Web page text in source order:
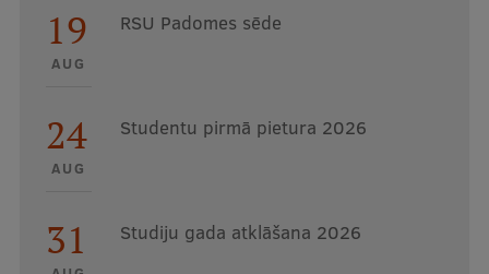
19
AUG
RSU Padomes sēde
24
AUG
Studentu pirmā pietura 2026
31 Studiju gada atklāšana 2026